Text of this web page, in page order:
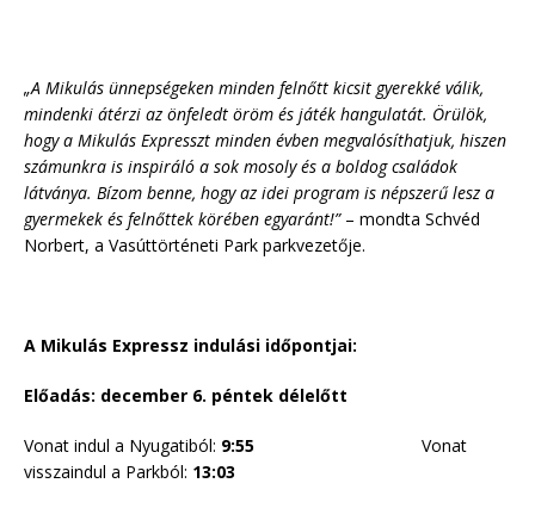
„A Mikulás ünnepségeken minden felnőtt kicsit gyerekké válik,
mindenki átérzi az önfeledt öröm és játék hangulatát. Örülök,
hogy a Mikulás Expresszt minden évben megvalósíthatjuk, hiszen
számunkra is inspiráló a sok mosoly és a boldog családok
látványa. Bízom benne, hogy az idei program is népszerű lesz a
gyermekek és felnőttek körében egyaránt!”– mondta Schvéd
Norbert, a Vasúttörténeti Park parkvezetője.
A Mikulás Expressz indulási időpontjai:
Előadás: december 6. péntek délelőtt
Vonat indul a Nyugatiból: 9:55
Vonat
visszaindul a Parkból: 13:03